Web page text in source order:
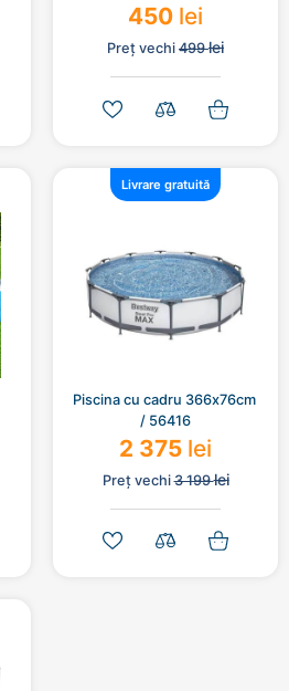
cm, 28031
450 lei
Preț vechi 499lei
Livrare gratuită
Piscina cu cadru 366х76cm
/ 56416
2 375 lei
Preț vechi3 199lei